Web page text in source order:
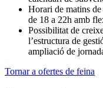
Horari de matins
de 18 a 22h amb
Possibilitat de
l’estructura de
ampliació de
Tornar a ofertes de feina